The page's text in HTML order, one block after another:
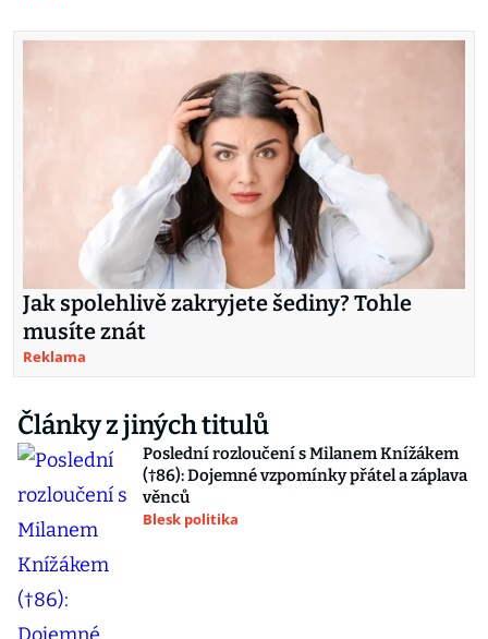
Jak spolehlivě zakryjete šediny? Tohle
musíte znát
Reklama
Články z jiných titulů
Poslední rozloučení s Milanem Knížákem
(†86): Dojemné vzpomínky přátel a záplava
věnců
Blesk politika